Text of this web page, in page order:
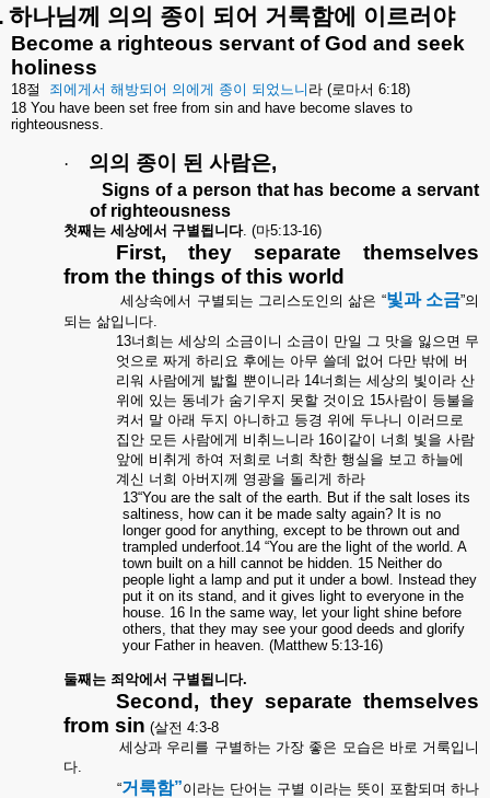
하나님께 의의 종이 되어 거룩함에 이르러야
Become a righteous servant of God and seek
holiness
18절 죄에게서 해방되어 의에게 종이 되었느니 라 (로마서 6:18)
18 You have been set free from sin and have become slaves to
righteousness.
· 의의 종이 된 사람은,
Signs of a person that has become a servant
of righteousness
첫째는 세상에서 구별됩니다. (마5:13-16)
First, they separate themselves
from the things of this world
세상속에서 구별되는 그리스도인의 삶은 “빛과 소금”의
되는 삶입니다
13너희는 세상의 소금이니 소금이 만일 그 맛을 잃으면 무
엇으로 짜게 하리요 후에는 아무 쓸데 없어 다만 밖에 버
리워 사람에게 밟힐 뿐이니라 14너희는 세상의 빛이라 산
위에 있는 동네가 숨기우지 못할 것이요 15사람이 등불을
켜서 말 아래 두지 아니하고 등경 위에 두나니 이러므로
집안 모든 사람에게 비취느니라 16이같이 너희 빛을 사람
앞에 비취게 하여 저희로 너희 착한 행실을 보고 하늘에
계신 너희 아버지께 영광을 돌리게 하라
13“You are the salt of the earth. But if the salt loses its
saltiness, how can it be made salty again? It is no
longer good for anything, except to be thrown out and
trampled underfoot.14 “You are the light of the world. A
town built on a hill cannot be hidden. 15 Neither do
people light a lamp and put it under a bowl. Instead they
put it on its stand, and it gives light to everyone in the
house. 16 In the same way, let your light shine before
others, that they may see your good deeds and glorify
your Father in heaven. (Matthew 5:13-16)
둘째는 죄악에서 구별됩니다.
Second, they separate themselves
from sin (살전 4:3-8
세상과 우리를 구별하는 가장 좋은 모습은 바로 거룩입니
다
“거룩함”이라는 단어는 구별 이라는 뜻이 포함되며 하나